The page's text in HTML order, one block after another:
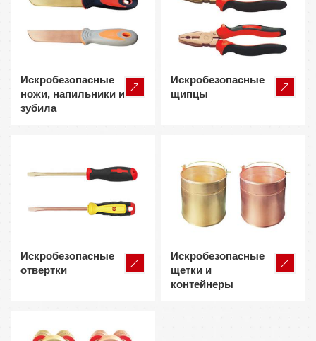
Искробезопасные
ножи, напильники и
зубила
Искробезопасные
щипцы
Искробезопасные
отвертки
Искробезопасные
щетки и
контейнеры